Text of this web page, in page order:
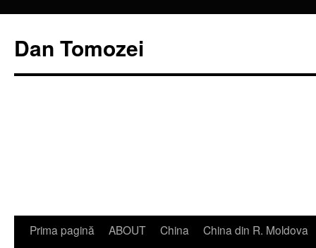
Dan Tomozei
Sari
Prima pagină ABOUT China
China din R. Moldova